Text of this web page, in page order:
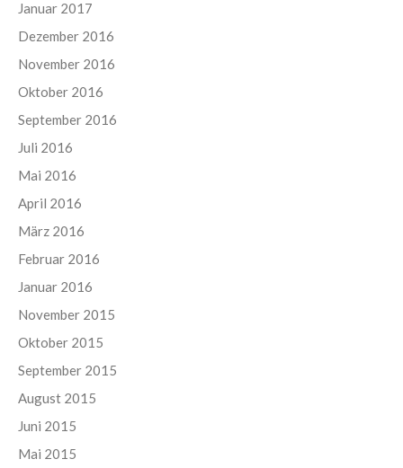
Januar 2017
Dezember 2016
November 2016
Oktober 2016
September 2016
Juli 2016
Mai 2016
April 2016
März 2016
Februar 2016
Januar 2016
November 2015
Oktober 2015
September 2015
August 2015
Juni 2015
Mai 2015